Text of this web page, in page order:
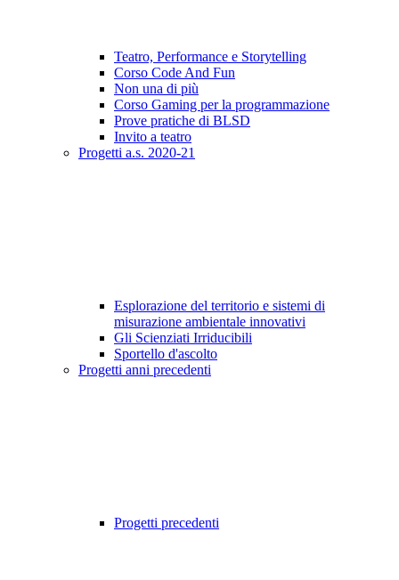
Teatro, Performance e Storytelling
Corso Code And Fun
Non una di più
Corso Gaming per la programmazione
Prove pratiche di BLSD
Invito a teatro
Progetti a.s. 2020-21
Esplorazione del territorio e sistemi di
misurazione ambientale innovativi
Gli Scienziati Irriducibili
Sportello d'ascolto
Progetti anni precedenti
Progetti precedenti